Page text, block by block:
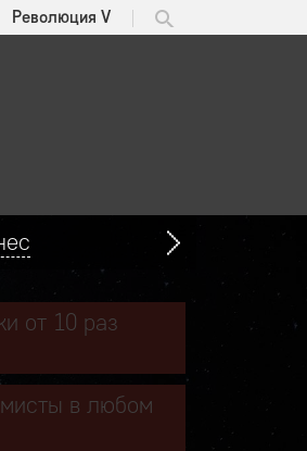
Революция V
от 10 раз
в любом